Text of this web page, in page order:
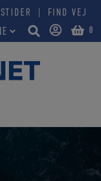
|
FIND VEJ
0